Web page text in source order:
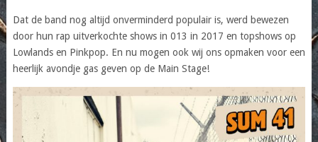
Dat de band nog altijd onverminderd populair is, werd bewezen
door hun rap uitverkochte shows in 013 in 2017 en topshows op
Lowlands en Pinkpop. En nu mogen ook wij ons opmaken voor een
heerlijk avondje gas geven op de Main Stage!